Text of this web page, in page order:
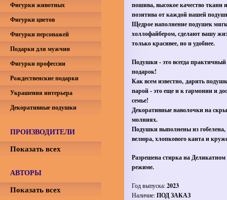
пошива, высокое качество ткани
позитива от каждой нашей
Щедрое наполнение подушек
холлофайбером, сделают вашу
только красивее, но и удобнее.
Подушки - это всегда практичный
подарок!
Как всем известно, дарить
парой - это еще и к гармонии и
семье!
Декоративные наволочки на
молниях.
Подушки выполнены из гобелена,
велюра, хлопкового канта и
Разрешена стирка на Деликатном
режиме.
Год выпуска:2023
Наличие:ПОД ЗАКАЗ
Фигурки животных
Фигурки цветов
Фигурки персонажей
Подарки для мужчин
Фигурки профессии
Рождественские подарки
Украшения интерьера
Декоративные подушки
ПРОИЗВОДИТЕЛИ
Показать всех
АВТОРЫ
Показать всех